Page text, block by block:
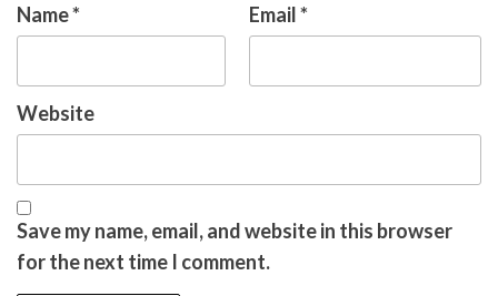
Name* Email*
Website
Save my name, email, and website in this browser
for the next time I comment.